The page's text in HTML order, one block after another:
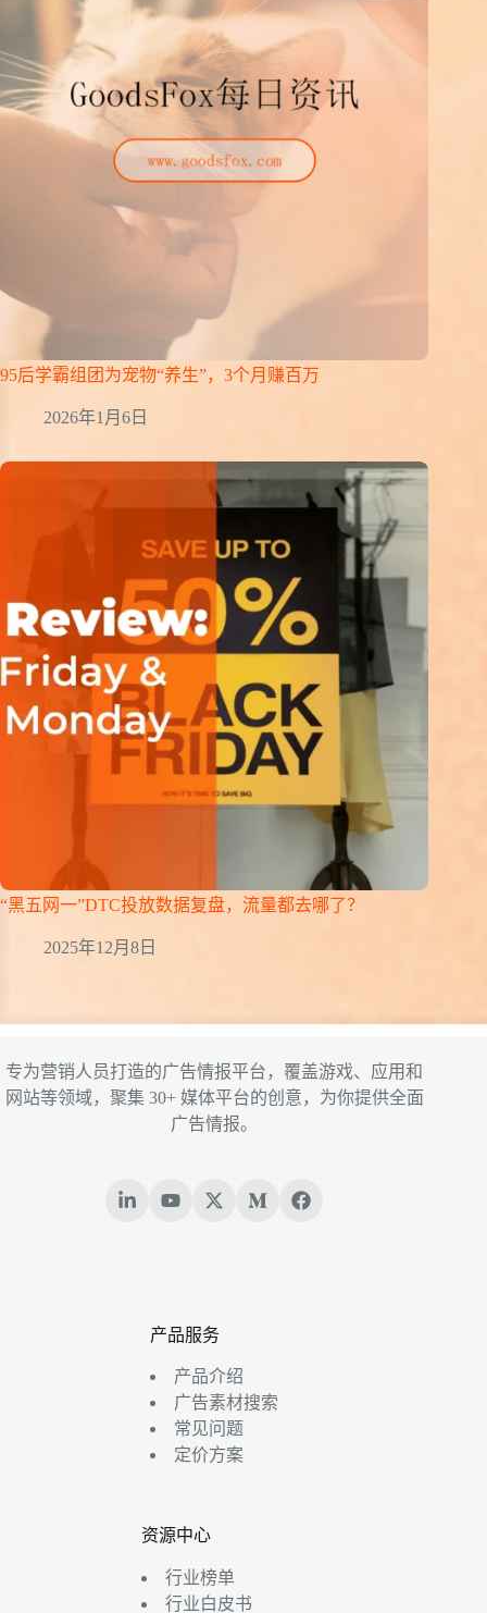
95后学霸组团为宠物“养生”，3个月赚百万
2026年1月6日
“黑五网一”DTC投放数据复盘，流量都去哪了？
2025年12月8日
专为营销人员打造的广告情报平台，覆盖游戏、应用和
网站等领域，聚集 30+ 媒体平台的创意，为你提供全面
广告情报。
产品服务
产品介绍
广告素材搜索
常见问题
定价方案
资源中心
行业榜单
行业白皮书